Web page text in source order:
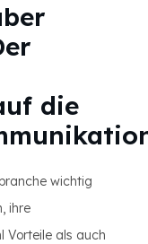
die
wichtig
ihre
Vorteile als auch